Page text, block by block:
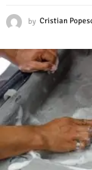
by Cristian